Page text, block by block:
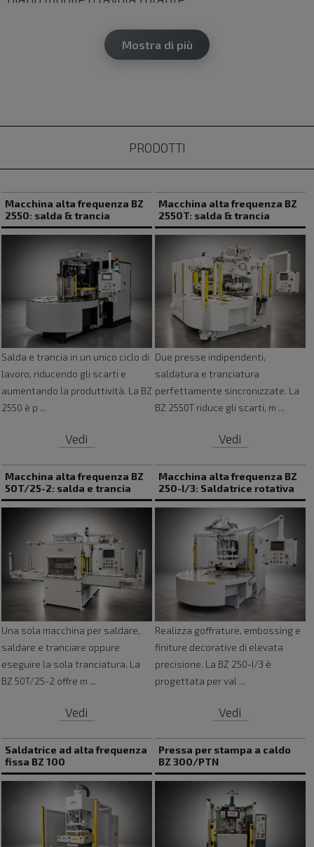
La robustezza delle strutture, il controllo dei
parametri di lavorazione e l'integrazione delle
tecnologie digitali permettono di ottenere
tagliare nello stesso ciclo
materiale e la tranciatura del profilo nello stesso
ciclo di lavorazione.
Questa soluzione è particolarmente indicata
quando il prodotto richiede bordi precisi, forme
definite e un'elevata uniformità tra un pezzo e
l'altro. L'integrazione delle due operazioni
consente inoltre di semplificare il processo
produttivo, limitare le movimentazioni e ridurre i
passaggi intermedi.
In base alle caratteristiche dell'applicazione,
Bizeta realizza:
macchine saldatrancia HF rotative;
macchine saldatrancia con piani mobili;
impianti ad alta frequenza personalizzati;
soluzioni per saldatura e tranciatura nello
stesso ciclo;
materiale e del prodotto finale.
La scelta della configurazione viene effettuata
considerando la forma del componente, le
dimensioni dell'area di lavoro, la produttività
richiesta e le modalità di carico e scarico.
Macchine saldatrici HF per lavorazioni
precise e ripetibili
Mostra di più
PRODOTTI
Macchina alta frequenza BZ
2550: salda & trancia
Salda e trancia in un unico ciclo di
lavoro, riducendo gli scarti e
aumentando la produttività. La BZ
2550 è p ...
Vedi
Macchina alta frequenza BZ
2550T: salda & trancia
Due presse indipendenti,
saldatura e tranciatura
perfettamente sincronizzate. La
BZ 2550T riduce gli scarti, m ...
Vedi
Macchina alta frequenza BZ
50T/25-2: salda e trancia
Una sola macchina per saldare,
saldare e tranciare oppure
eseguire la sola tranciatura. La
BZ 50T/25-2 offre m ...
Vedi
Macchina alta frequenza BZ
250-I/3: Saldatrice rotativa
Realizza goffrature, embossing e
finiture decorative di elevata
precisione. La BZ 250-I/3 è
progettata per val ...
Vedi
Saldatrice ad alta frequenza
fissa BZ 100
Pressa per stampa a caldo
BZ 300/PTN